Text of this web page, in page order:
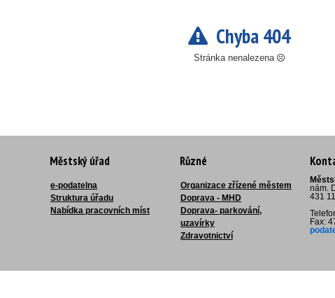
Chyba 404
Stránka nenalezena
Městský úřad
e-podatelna
Struktura úřadu
Nabídka pracovních míst
Různé
Organizace zřízené městem
Doprava - MHD
Doprava- parkování,
uzavírky
Zdravotnictví
nám.
431
Fax: